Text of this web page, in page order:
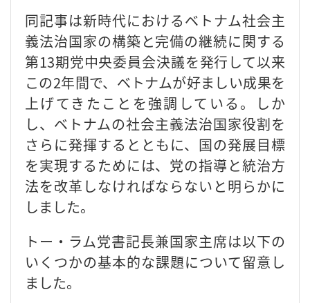
同記事は新時代におけるベトナム社会主
義法治国家の構築と完備の継続に関する
第13期党中央委員会決議を発行して以来
この2年間で、ベトナムが好ましい成果を
上げてきたことを強調している。しか
し、ベトナムの社会主義法治国家役割を
さらに発揮するとともに、国の発展目標
を実現するためには、党の指導と統治方
法を改革しなければならないと明らかに
しました。
トー・ラム党書記長兼国家主席は以下の
いくつかの基本的な課題について留意し
ました。